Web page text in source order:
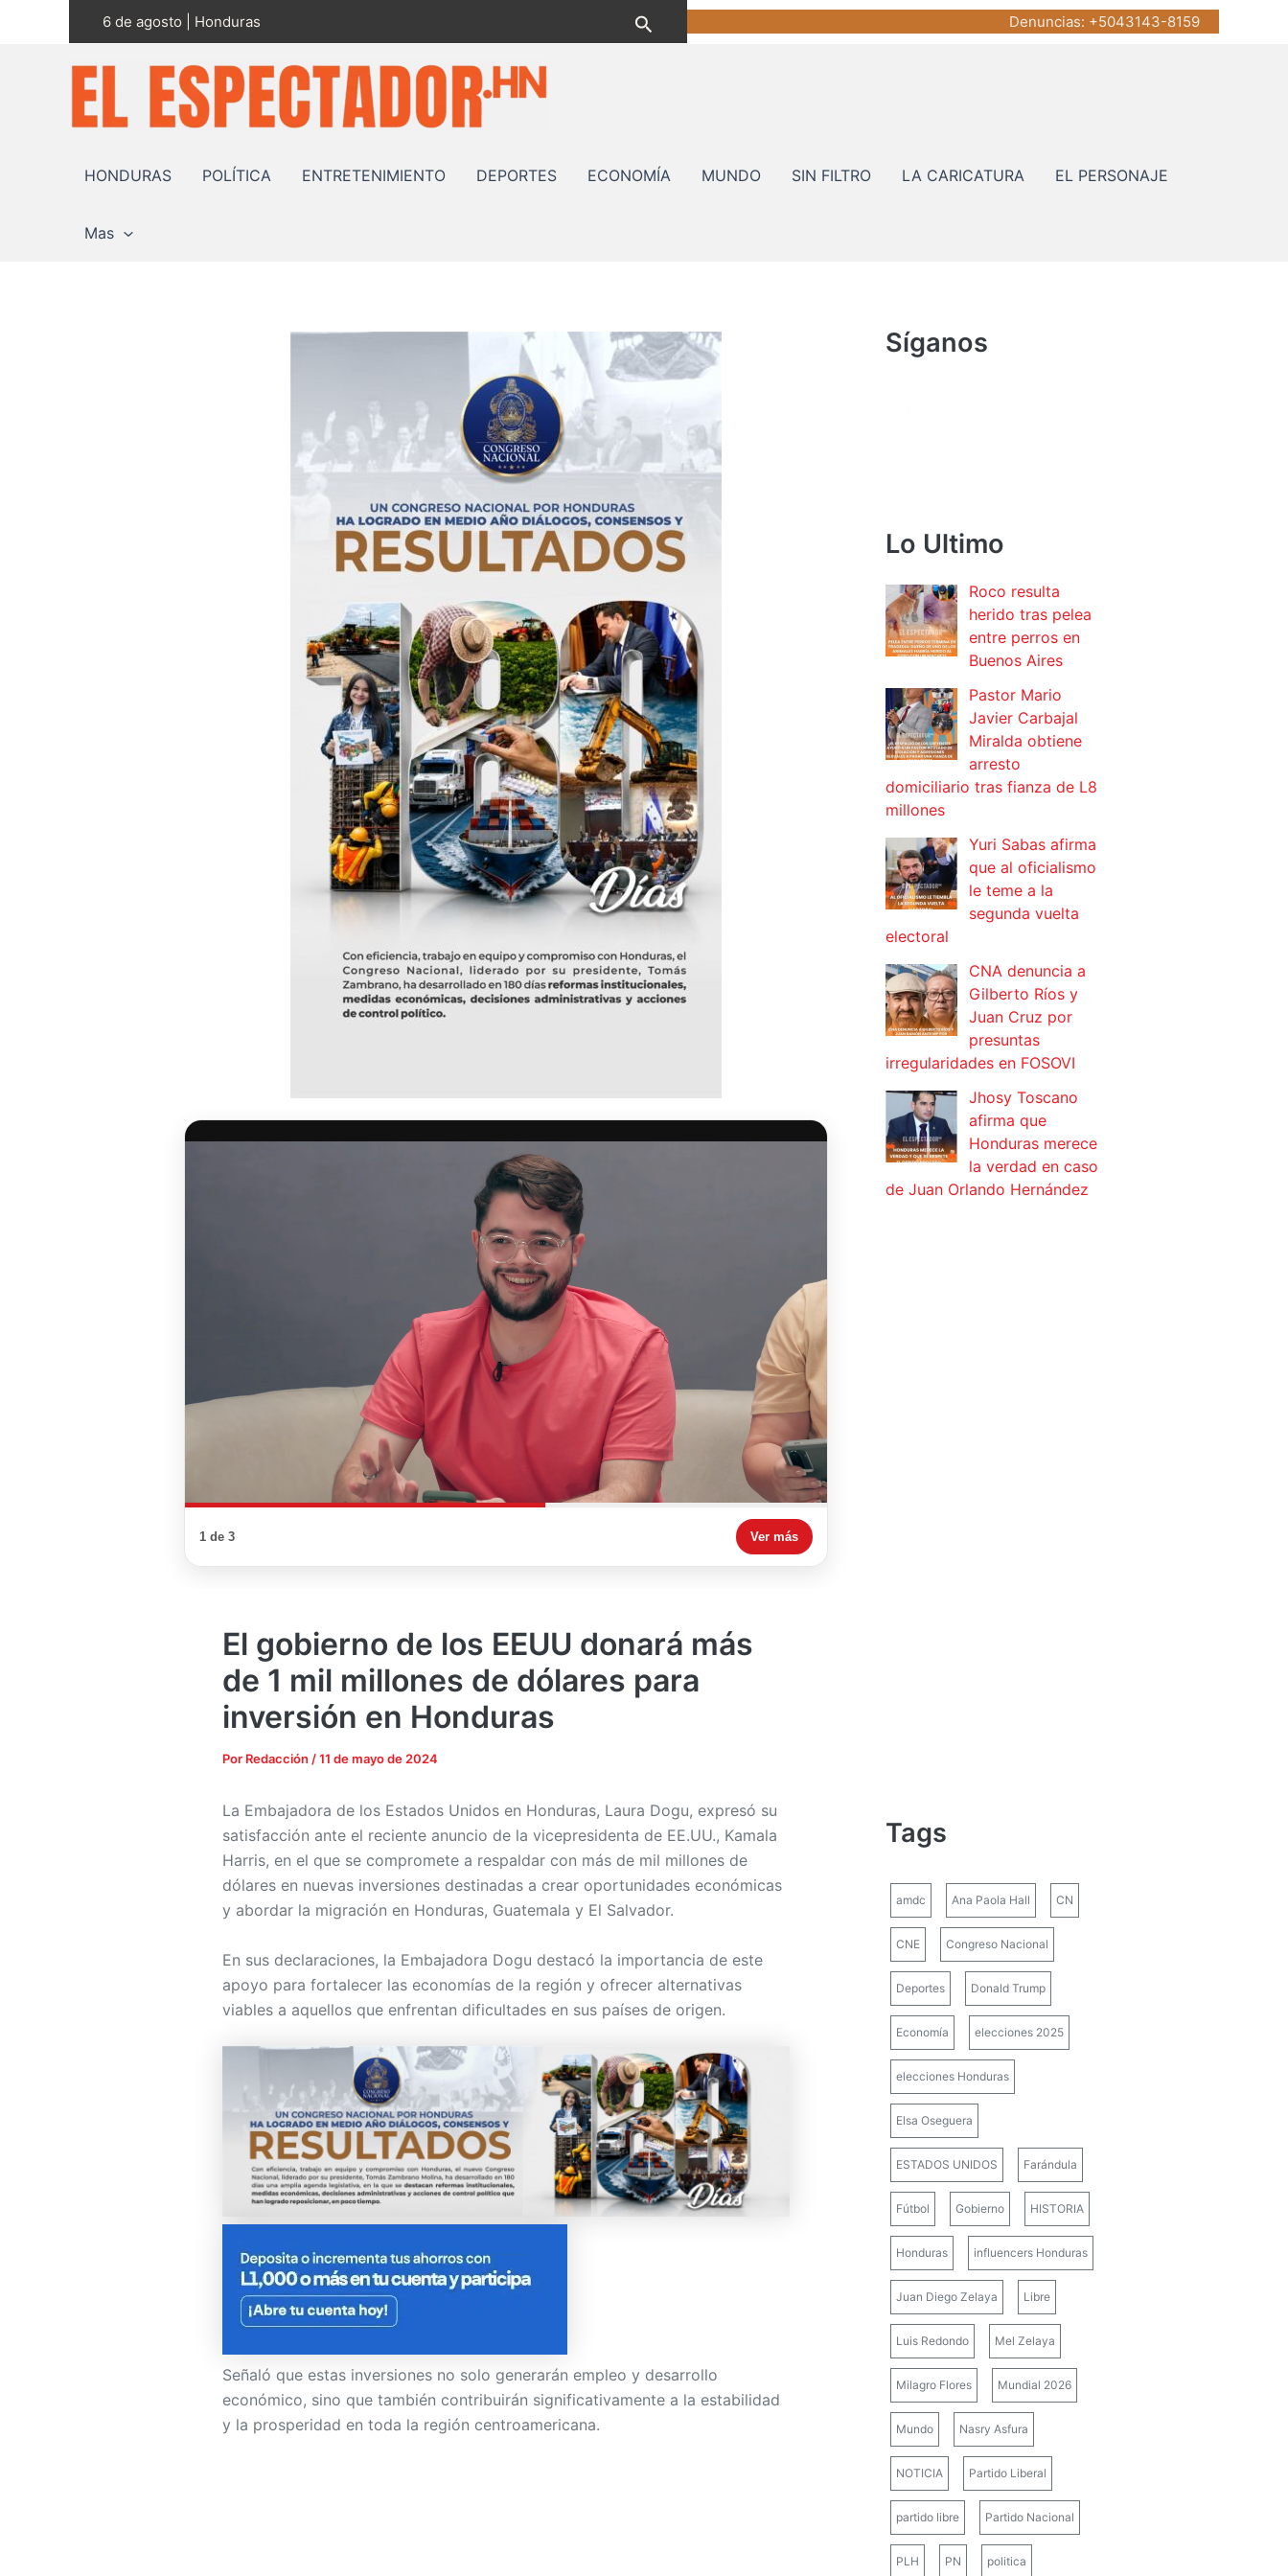
6 de agosto | Honduras Buscar Denuncias: +5043143-8159
HONDURAS POLÍTICA ENTRETENIMIENTO DEPORTES ECONOMÍA MUNDO SIN FILTRO LA CARICATURA EL PERSONAJE
Mas
1 de 3 Ver más
El gobierno de los EEUU donará más
de 1 mil millones de dólares para
inversión en Honduras
Por Redacción /11 de mayo de 2024
La Embajadora de los Estados Unidos en Honduras, Laura Dogu, expresó su
satisfacción ante el reciente anuncio de la vicepresidenta de EE.UU., Kamala
Harris, en el que se compromete a respaldar con más de mil millones de
dólares en nuevas inversiones destinadas a crear oportunidades económicas
y abordar la migración en Honduras, Guatemala y El Salvador.
En sus declaraciones, la Embajadora Dogu destacó la importancia de este
apoyo para fortalecer las economías de la región y ofrecer alternativas
viables a aquellos que enfrentan dificultades en sus países de origen.
Señaló que estas inversiones no solo generarán empleo y desarrollo
económico, sino que también contribuirán significativamente a la estabilidad
y la prosperidad en toda la región centroamericana.
Síganos
Lo Ultimo
Roco resulta
herido tras pelea
entre perros en
Buenos Aires
Pastor Mario
Javier Carbajal
Miralda obtiene
arresto
domiciliario tras fianza de L8
millones
Yuri Sabas afirma
que al oficialismo
le teme a la
segunda vuelta
electoral
CNA denuncia a
Gilberto Ríos y
Juan Cruz por
presuntas
irregularidades en FOSOVI
Jhosy Toscano
afirma que
Honduras merece
la verdad en caso
de Juan Orlando Hernández
Tags
amdc Ana Paola Hall CN
CNE Congreso Nacional
Deportes Donald Trump
Economía elecciones 2025
elecciones Honduras
Elsa Oseguera
ESTADOS UNIDOS Farándula
Fútbol Gobierno HISTORIA
Honduras influencers Honduras
Juan Diego Zelaya Libre
Luis Redondo Mel Zelaya
Milagro Flores Mundial 2026
Mundo Nasry Asfura
NOTICIA Partido Liberal
partido libre Partido Nacional
PLH PN politica